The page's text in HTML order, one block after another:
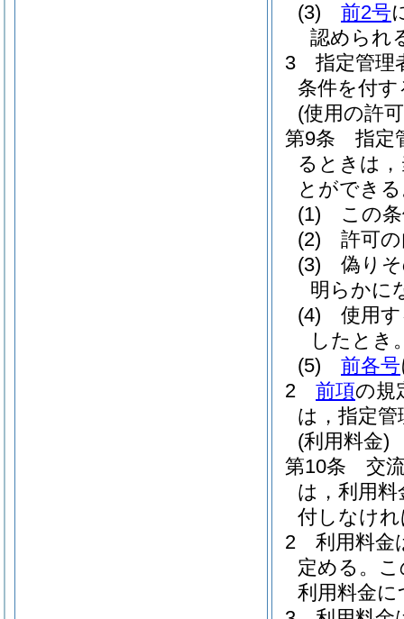
(3)
前2号
認められ
3
指定管理
条件を付
(使用の許
第9条
指定
るときは
とができ
(1)
この
(2)
許可
(3)
偽り
明らかに
(4)
使用
したとき
(5)
前各号
2
前項の規
は，指定
(利用料金)
第10条
交
は，利用料
付しなけ
2
利用料金
定める。
利用料金